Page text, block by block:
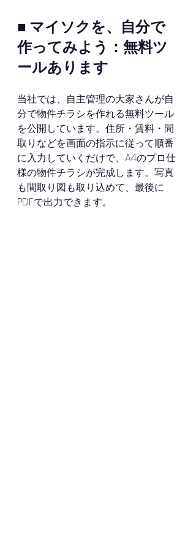
■ マイソクを、自分で
作ってみよう：無料ツ
ールあります
当社では、自主管理の大家さんが自
分で物件チラシを作れる無料ツール
を公開しています。住所・賃料・間
取りなどを画面の指示に従って順番
に入力していくだけで、A4のプロ仕
様の物件チラシが完成します。写真
も間取り図も取り込めて、最後に
PDFで出力できます。